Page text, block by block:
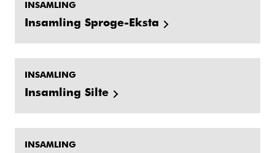
INSAMLING
Insamling Sproge-Eksta
INSAMLING
Insamling Silte
INSAMLING